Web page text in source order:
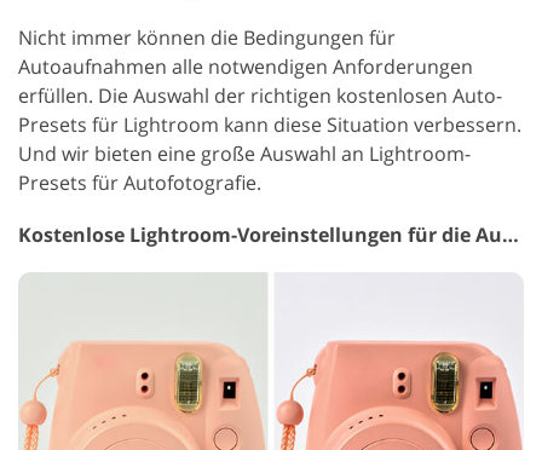
Nicht immer können die Bedingungen für
Autoaufnahmen alle notwendigen Anforderungen
erfüllen. Die Auswahl der richtigen kostenlosen Auto-
Presets für Lightroom kann diese Situation verbessern.
Und wir bieten eine große Auswahl an Lightroom-
Presets für Autofotografie.
Kostenlose Lightroom-Voreinstellungen für die Automobilindustrie #31